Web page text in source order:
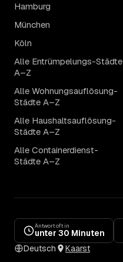
Hamburg
München
Köln
Alle Entrümpelungs-Städte
A–Z
Alle Wohnungsauflösung-
Städte A–Z
Alle Haushaltsauflösung-
Städte A–Z
Alle Containerdienst-
Städte A–Z
Antwort oft in
unter 30 Minuten
Deutsch
Kaarst